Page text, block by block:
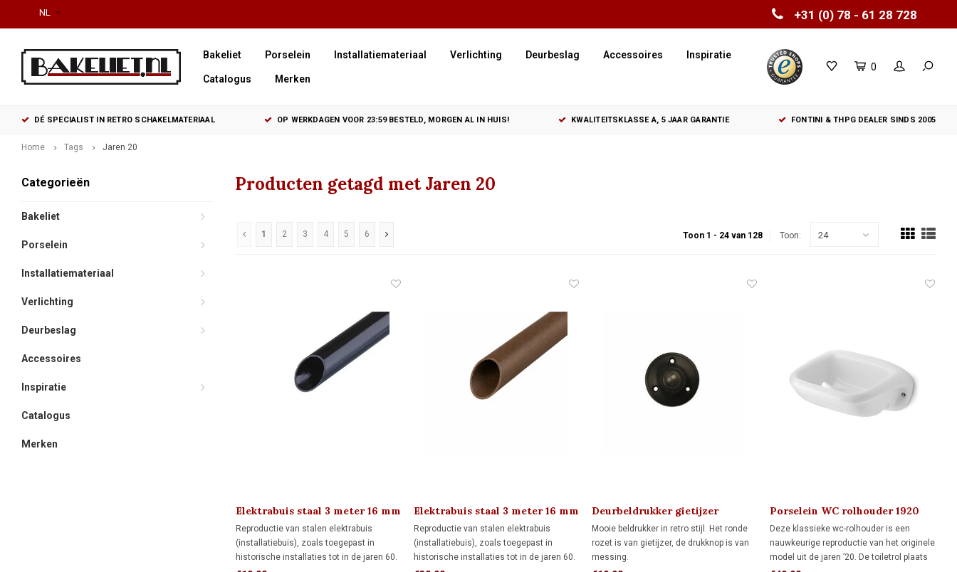
+31 (0) 78 - 61 28 728
NL
Bakeliet Porselein Installatiemateriaal Verlichting Deurbeslag Accessoires Inspiratie
Catalogus Merken
0
DÉ SPECIALIST IN RETRO SCHAKELMATERIAAL OP WERKDAGEN VOOR 23:59 BESTELD, MORGEN AL IN HUIS! KWALITEITSKLASSE A, 5 JAAR GARANTIE FONTINI & THPG DEALER SINDS 2005
Home Tags Jaren 20
Categorieën
Bakeliet
Porselein
Installatiemateriaal
Verlichting
Deurbeslag
Accessoires
Inspiratie
Catalogus
Merken
Producten getagd met Jaren 20
1 2 3 4 5 6 Toon 1 - 24 van 128 Toon: 24
Elektrabuis staal 3 meter 16 mm
Reproductie van stalen elektrabuis
(installatiebuis), zoals toegepast in
historische installaties tot in de jaren 60.
Elektrabuis staal 3 meter 16 mm
Reproductie van stalen elektrabuis
(installatiebuis), zoals toegepast in
historische installaties tot in de jaren 60.
Deurbeldrukker gietijzer
Mooie beldrukker in retro stijl. Het ronde
rozet is van gietijzer, de drukknop is van
messing.
Porselein WC rolhouder 1920
Deze klassieke wc-rolhouder is een
nauwkeurige reproductie van het originele
model uit de jaren ’20. De toiletrol plaats